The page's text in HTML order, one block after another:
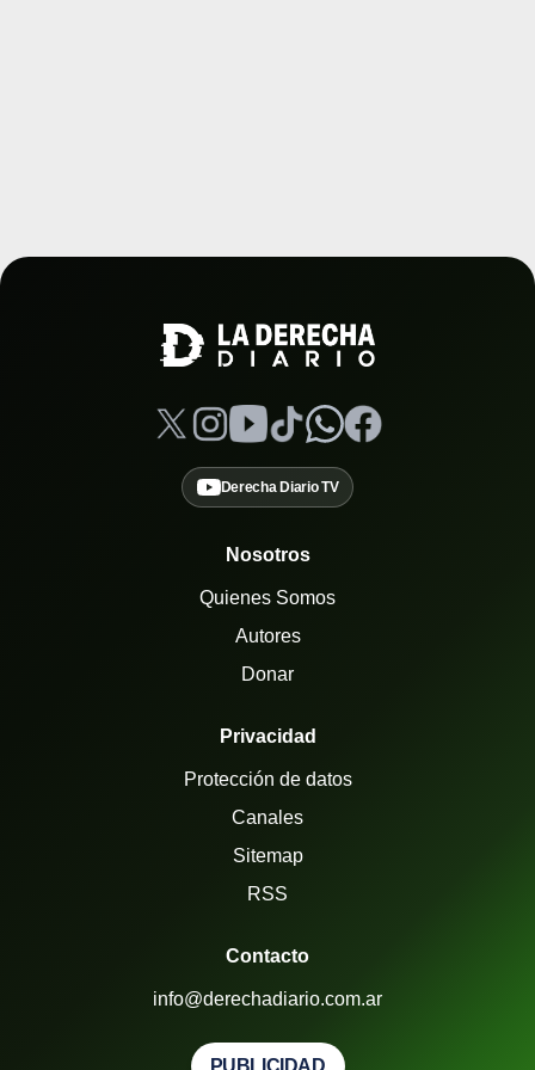
Derecha Diario TV
Nosotros
Quienes Somos
Autores
Donar
Privacidad
Protección de datos
Canales
Sitemap
RSS
Contacto
info@derechadiario.com.ar
PUBLICIDAD